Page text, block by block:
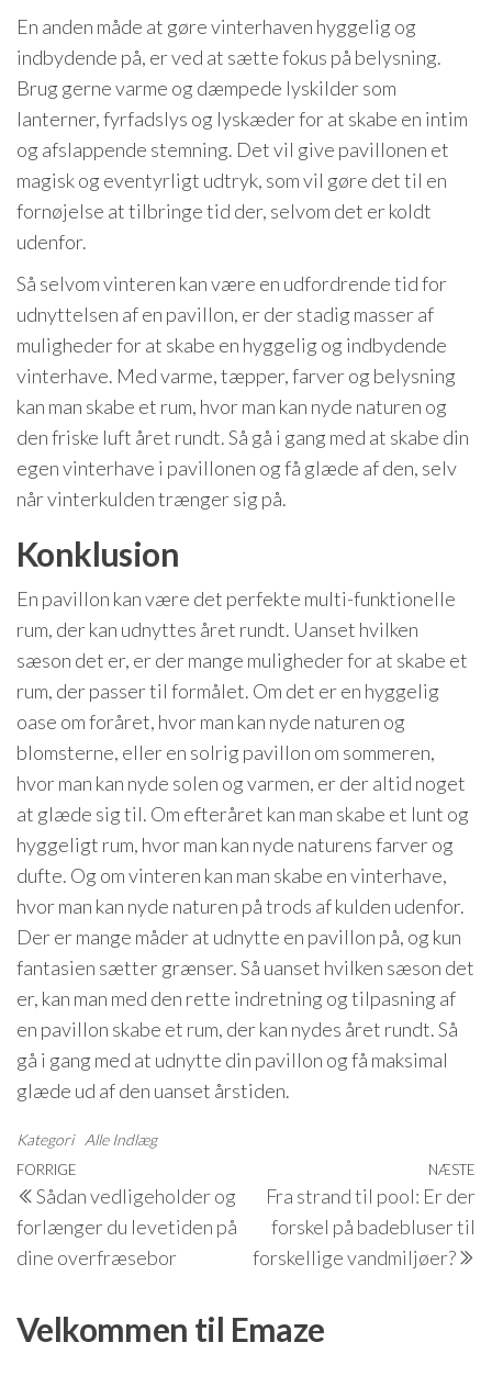
En anden måde at gøre vinterhaven hyggelig og
indbydende på, er ved at sætte fokus på belysning.
Brug gerne varme og dæmpede lyskilder som
lanterner, fyrfadslys og lyskæder for at skabe en intim
og afslappende stemning. Det vil give pavillonen et
magisk og eventyrligt udtryk, som vil gøre det til en
fornøjelse at tilbringe tid der, selvom det er koldt
udenfor.
Så selvom vinteren kan være en udfordrende tid for
udnyttelsen af en pavillon, er der stadig masser af
muligheder for at skabe en hyggelig og indbydende
vinterhave. Med varme, tæpper, farver og belysning
kan man skabe et rum, hvor man kan nyde naturen og
den friske luft året rundt. Så gå i gang med at skabe din
egen vinterhave i pavillonen og få glæde af den, selv
når vinterkulden trænger sig på.
Konklusion
En pavillon kan være det perfekte multi-funktionelle
rum, der kan udnyttes året rundt. Uanset hvilken
sæson det er, er der mange muligheder for at skabe et
rum, der passer til formålet. Om det er en hyggelig
oase om foråret, hvor man kan nyde naturen og
blomsterne, eller en solrig pavillon om sommeren,
hvor man kan nyde solen og varmen, er der altid noget
at glæde sig til. Om efteråret kan man skabe et lunt og
hyggeligt rum, hvor man kan nyde naturens farver og
dufte. Og om vinteren kan man skabe en vinterhave,
hvor man kan nyde naturen på trods af kulden udenfor.
Der er mange måder at udnytte en pavillon på, og kun
fantasien sætter grænser. Så uanset hvilken sæson det
er, kan man med den rette indretning og tilpasning af
en pavillon skabe et rum, der kan nydes året rundt. Så
gå i gang med at udnytte din pavillon og få maksimal
glæde ud af den uanset årstiden.
Kategori Alle Indlæg
Indlægsnavigation
Forrige
indlæg
FORRIGE
Sådan vedligeholder og
forlænger du levetiden på
dine overfræsebor
NÆSTE
Fra strand til pool: Er der
forskel på badebluser til
forskellige vandmiljøer?
Velkommen til Emaze